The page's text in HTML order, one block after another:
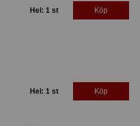
Hel: 1 st Köp
Hel: 1 st Köp